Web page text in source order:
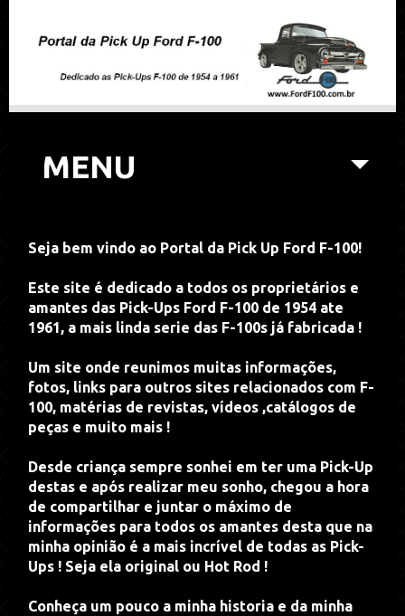
MENU
Seja bem vindo ao Portal da Pick Up Ford F-100!
Este site é dedicado a todos os proprietários e
amantes das Pick-Ups Ford F-100 de 1954 ate
1961, a mais linda serie das F-100s já fabricada !
Um site onde reunimos muitas informações,
fotos, links para outros sites relacionados com F-
100, matérias de revistas, vídeos ,catálogos de
peças e muito mais !
Desde criança sempre sonhei em ter uma Pick-Up
destas e após realizar meu sonho, chegou a hora
de compartilhar e juntar o máximo de
informações para todos os amantes desta que na
minha opinião é a mais incrível de todas as Pick-
Ups ! Seja ela original ou Hot Rod !
Conheça um pouco a minha historia e da minha